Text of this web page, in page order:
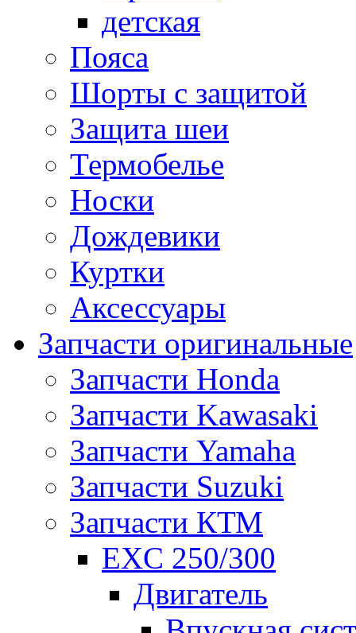
детская
Пояса
Шорты с защитой
Защита шеи
Термобелье
Носки
Дождевики
Куртки
Аксессуары
Запчасти оригинальные
Запчасти Honda
Запчасти Kawasaki
Запчасти Yamaha
Запчасти Suzuki
Запчасти КТМ
EXC 250/300
Двигатель